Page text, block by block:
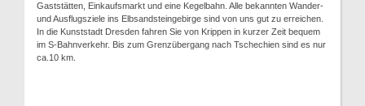
Gaststätten, Einkaufsmarkt und eine Kegelbahn. Alle bekannten Wander-
und Ausflugsziele ins Elbsandsteingebirge sind von uns gut zu erreichen.
In die Kunststadt Dresden fahren Sie von Krippen in kurzer Zeit bequem
im S-Bahnverkehr. Bis zum Grenzübergang nach Tschechien sind es nur
ca.10 km.